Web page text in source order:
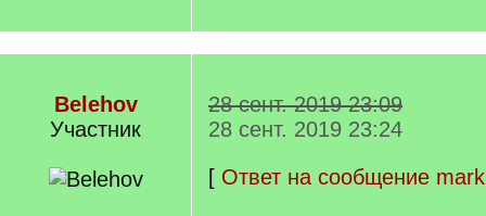
Belehov
Участник
28 сент. 2019 23:09
28 сент. 2019 23:24
[ Ответ на сообщение